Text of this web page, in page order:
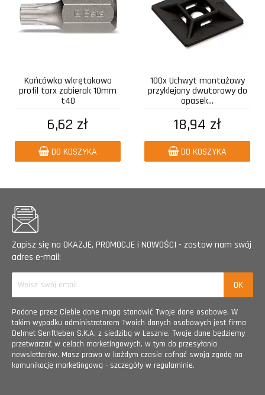
Końcówka wkrętakowa
profil torx zabierak 10mm
t40
6,62 zł
DO KOSZYKA
100x Uchwyt montażowy
przyklejany dwutorowy do
opasek...
18,94 zł
DO KOSZYKA
Zapisz się na OKAZJE, PROMOCJE i NOWOŚCI - zostaw nam swój
adres e-mail:
Podane przez Ciebie dane mogą stanowić Twoje dane osobowe. W
takim wypadku administratorem Twoich danych osobowych jest firma
Delmet Senftleben S.K.A. z siedzibą w Lesznie. Twoje dane będziemy
przetwarzać w celach marketingowych, w tym do przesyłania
newsletterów. Masz prawo w każdym czasie cofnąć swoją zgodę na
komunikację marketingową - szczegóły w regulaminie.